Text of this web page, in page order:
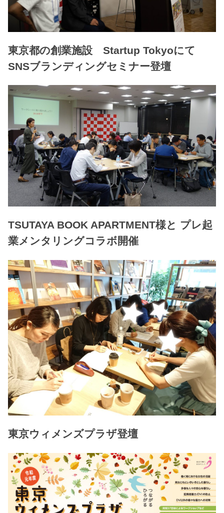
東京都の創業施設 Startup Tokyoにて
SNSブランディングセミナー登壇
TSUTAYA BOOK APARTMENT様と プレ起
業メンタリングコラボ開催
東京ウィメンズプラザ登壇